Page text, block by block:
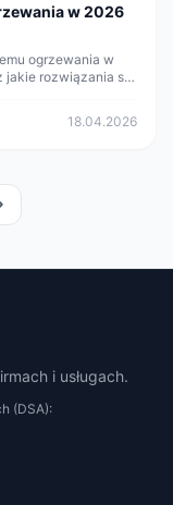
w 2026
ogrzewania w
jakie rozwiązania są
18.04.2026
i usługach.
(DSA):